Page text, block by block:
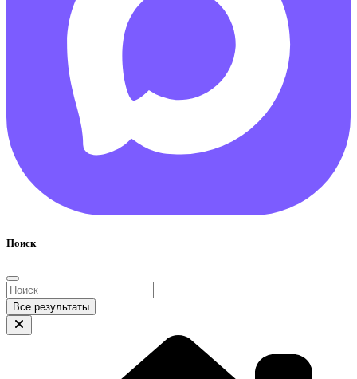
Поиск
Все результаты